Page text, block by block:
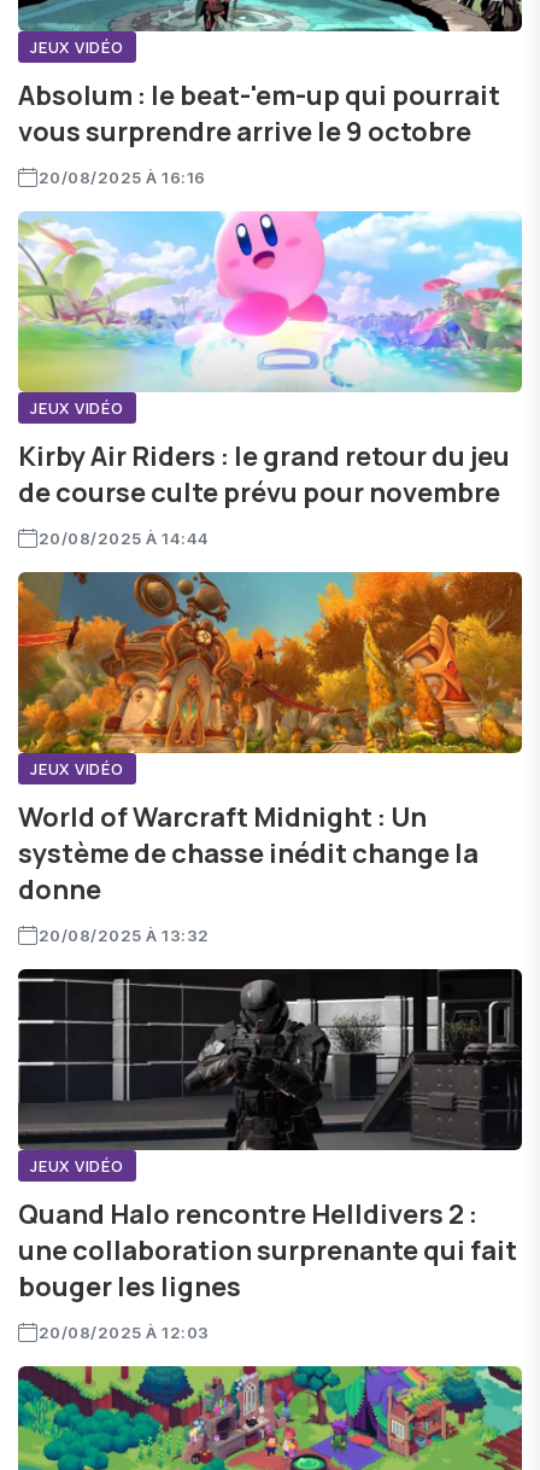
JEUX VIDÉO
Absolum : le beat-'em-up qui pourrait
vous surprendre arrive le 9 octobre
20/08/2025 À 16:16
JEUX VIDÉO
Kirby Air Riders : le grand retour du jeu
de course culte prévu pour novembre
20/08/2025 À 14:44
JEUX VIDÉO
World of Warcraft Midnight : Un
système de chasse inédit change la
donne
20/08/2025 À 13:32
JEUX VIDÉO
Quand Halo rencontre Helldivers 2 :
une collaboration surprenante qui fait
bouger les lignes
20/08/2025 À 12:03